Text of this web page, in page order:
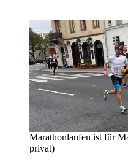
Marathonlaufen ist für
privat)